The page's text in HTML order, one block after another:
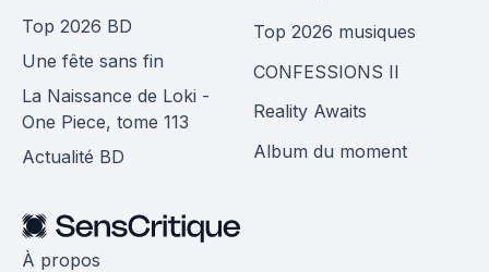
Top 2026 BD
Une fête sans fin
La Naissance de Loki -
One Piece, tome 113
Actualité BD
Top 2026 musiques
CONFESSIONS II
Reality Awaits
Album du moment
À propos